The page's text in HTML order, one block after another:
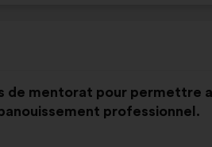
de mentorat pour permettre
professionnel.